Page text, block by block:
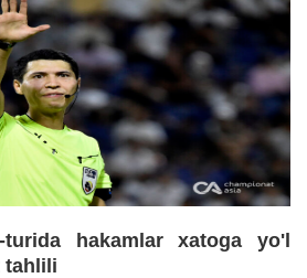
turida hakamlar xatoga yo'l
tahlili